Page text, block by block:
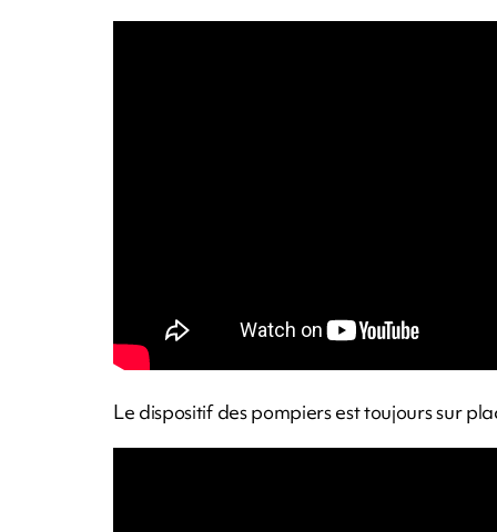
Le dispositif des pompiers est toujours sur